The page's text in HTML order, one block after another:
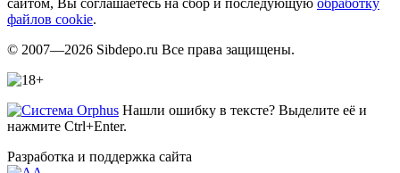
файлов cookie.
© 2007—2026 Sibdepo.ru Все права защищены.
Нашли ошибку в тексте? Выделите её и
нажмите Ctrl+Enter.
Разработка и поддержка сайта